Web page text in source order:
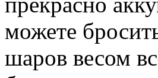
можете
шаров весом